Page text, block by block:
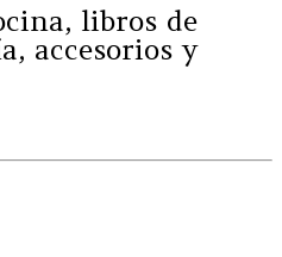
libros de
accesorios y